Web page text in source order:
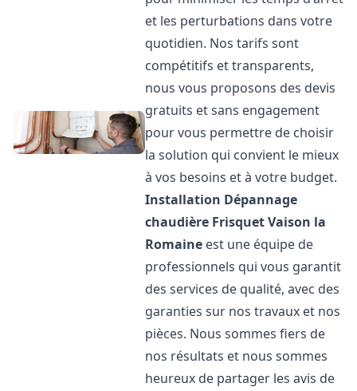
et les perturbations dans votre
quotidien. Nos tarifs sont
compétitifs et transparents,
nous vous proposons des devis
gratuits et sans engagement
pour vous permettre de choisir
la solution qui convient le mieux
à vos besoins et à votre budget.
Installation Dépannage
chaudière FrisquetVaison la
Romaine est une équipe de
professionnels qui vous garantit
des services de qualité, avec des
garanties sur nos travaux et nos
pièces. Nous sommes fiers de
nos résultats et nous sommes
heureux de partager les avis de